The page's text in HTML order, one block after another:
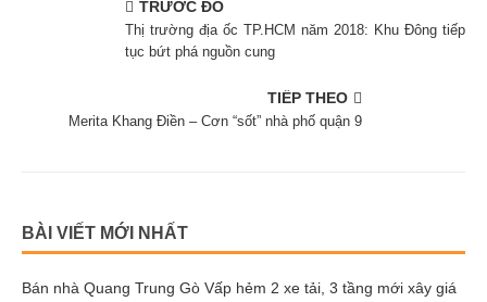
TRƯỚC ĐÓ
Thị trường địa ốc TP.HCM năm 2018: Khu Đông tiếp
tục bứt phá nguồn cung
TIẾP THEO
Merita Khang Điền – Cơn “sốt” nhà phố quận 9
BÀI VIẾT MỚI NHẤT
Bán nhà Quang Trung Gò Vấp hẻm 2 xe tải, 3 tầng mới xây giá